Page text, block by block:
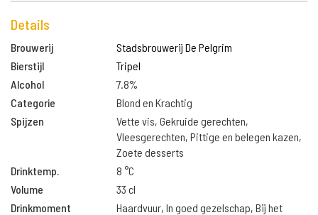
Details
Brouwerij
Stadsbrouwerij De Pelgrim
Bierstijl
Tripel
Alcohol
7.8%
Categorie
Blond en Krachtig
Spijzen
Vette vis, Gekruide gerechten,
Vleesgerechten, Pittige en belegen kazen,
Zoete desserts
Drinktemp.
8 °C
Volume
33 cl
Drinkmoment
Haardvuur, In goed gezelschap, Bij het